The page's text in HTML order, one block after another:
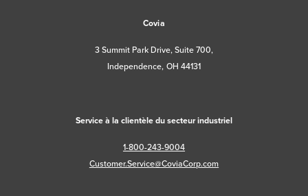
Covia
3 Summit Park Drive, Suite 700,
Independence, OH 44131
Service à la clientèle du secteur industriel
1-800-243-9004
Customer.Service@CoviaCorp.com